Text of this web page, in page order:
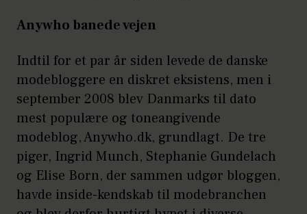
Anywho banede vejen
Indtil for et par år siden levede de danske
modebloggere en diskret eksistens, men i
september 2008 blev Danmarks til dato
mest populære og toneangivende
modeblog, Anywho.dk, grundlagt. De tre
piger, Ingrid Munch, Stephanie Gundelach
og Elise Born, der sammen udgør bloggen,
havde inside-kendskab til modebranchen